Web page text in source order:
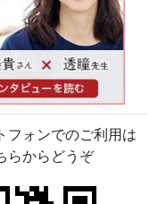
フォンでのご利用は
らからどうぞ